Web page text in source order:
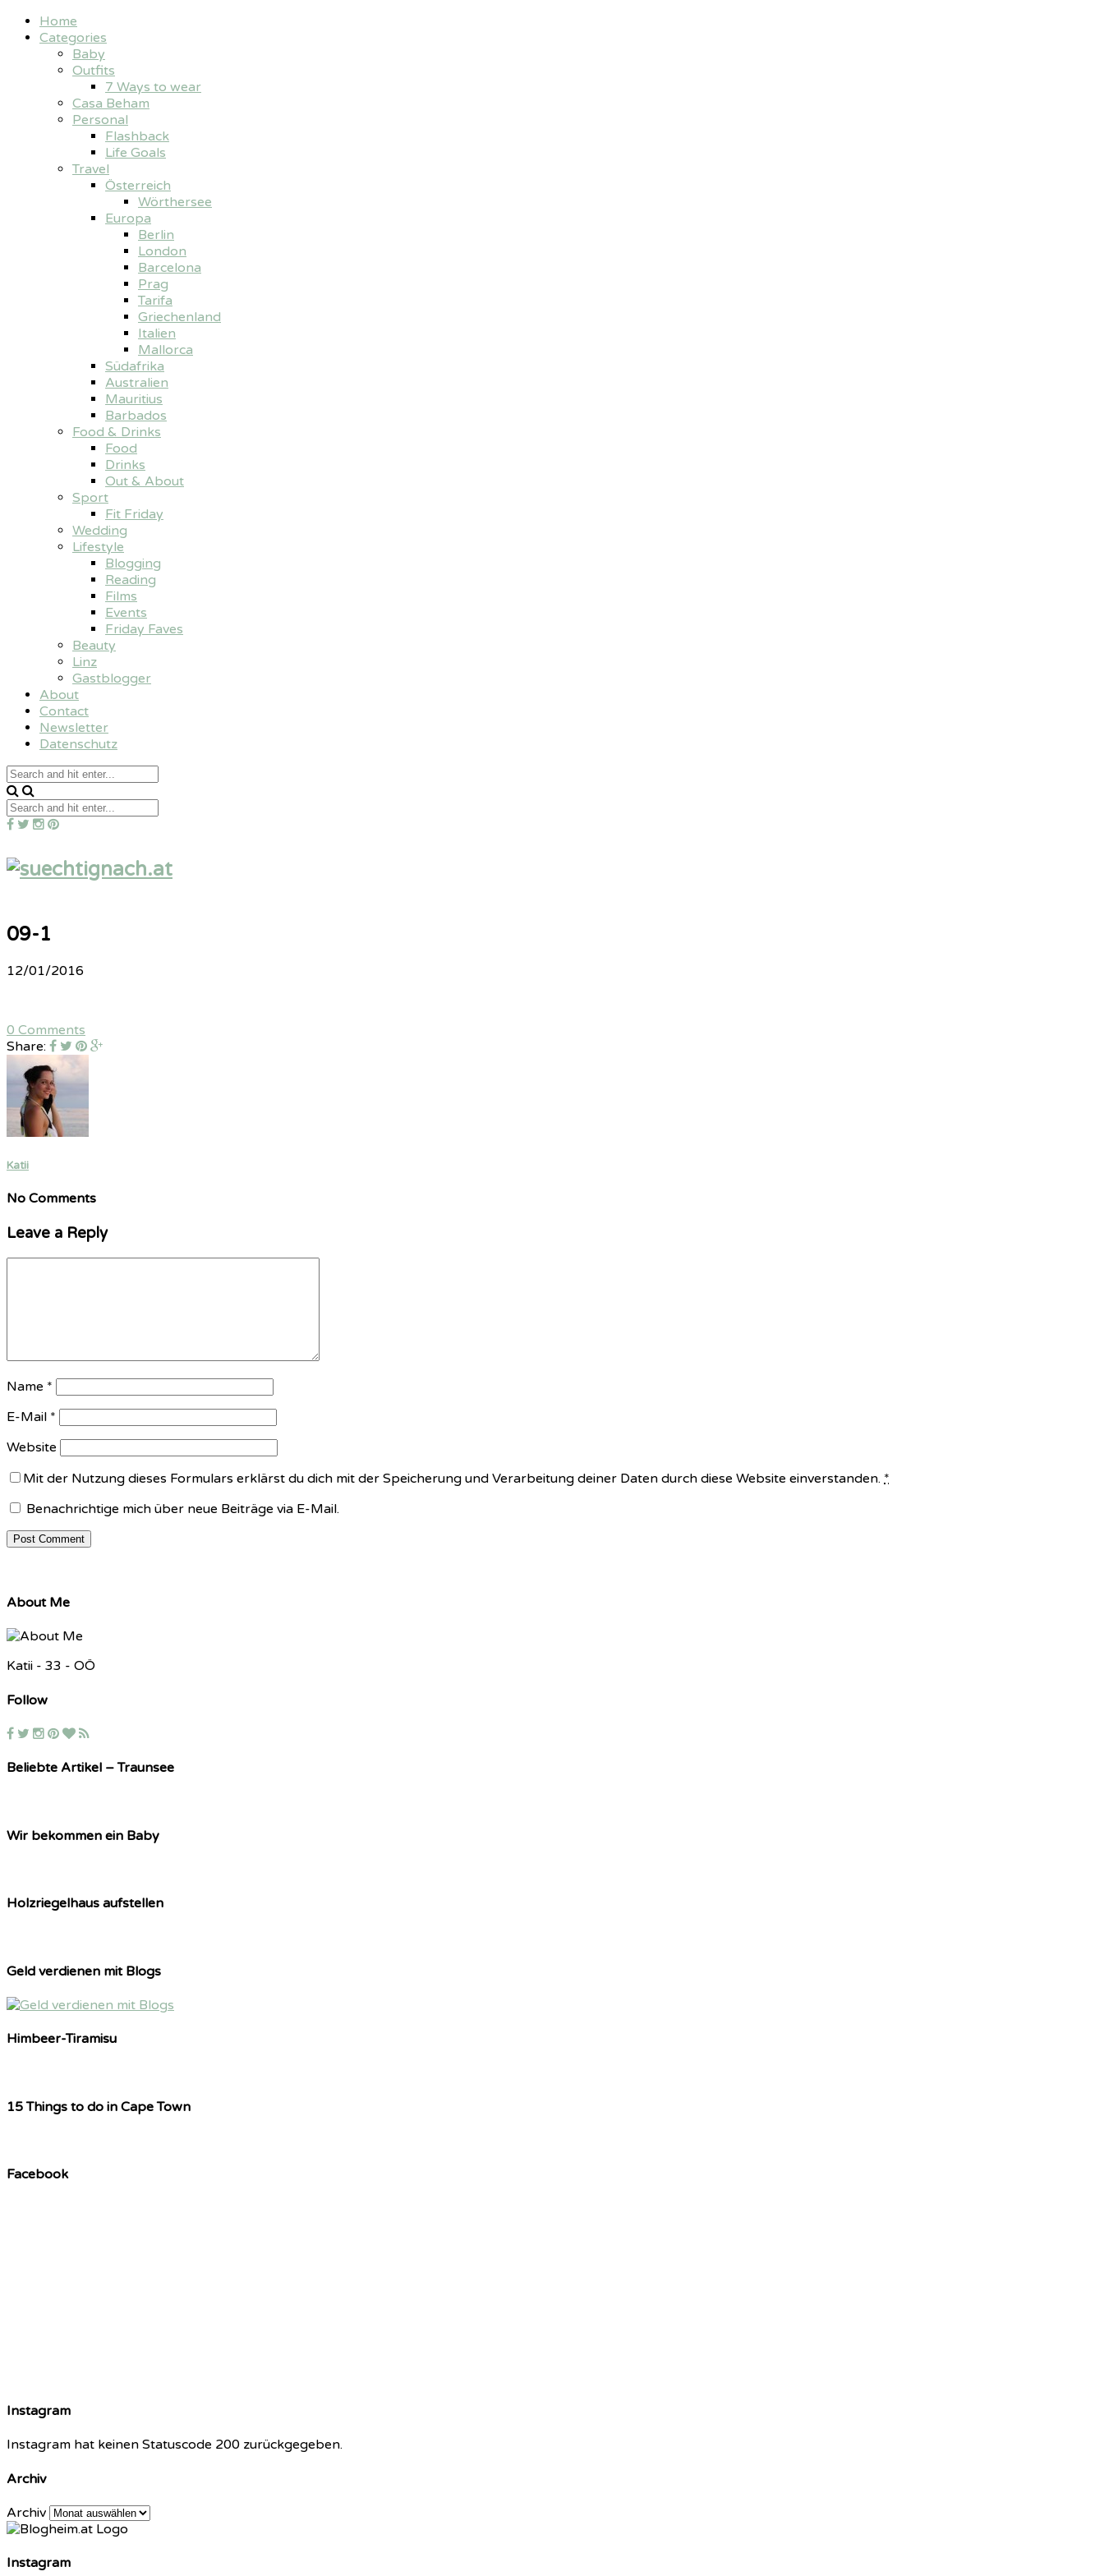
Home
Categories
Baby
Outfits
7 Ways to wear
Casa Beham
Personal
Flashback
Life Goals
Travel
Österreich
Wörthersee
Europa
Berlin
London
Barcelona
Prag
Tarifa
Griechenland
Italien
Mallorca
Südafrika
Australien
Mauritius
Barbados
Food & Drinks
Food
Drinks
Out & About
Sport
Fit Friday
Wedding
Lifestyle
Blogging
Reading
Films
Events
Friday Faves
Beauty
Linz
Gastblogger
About
Contact
Newsletter
Datenschutz
09-1
12/01/2016
0 Comments
Share:
Katii
No Comments
Leave a Reply
Name *
E-Mail *
Website
Mit der Nutzung dieses Formulars erklärst du dich mit der Speicherung und Verarbeitung deiner Daten durch diese Website einverstanden. *
Benachrichtige mich über neue Beiträge via E-Mail.
About Me
Katii - 33 - OÖ
Follow
Beliebte Artikel – Traunsee
Wir bekommen ein Baby
Holzriegelhaus aufstellen
Geld verdienen mit Blogs
Himbeer-Tiramisu
15 Things to do in Cape Town
Facebook
Instagram
Instagram hat keinen Statuscode 200 zurückgegeben.
Archiv
Archiv
Instagram